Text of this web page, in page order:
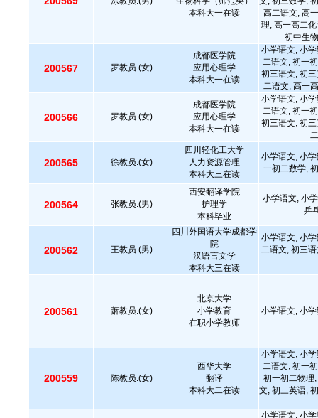
本科大一在读
高二语文, 高
理, 高一高二
初中生
200567 罗教员.(女)
成都医学院
应用心理学
本科大一在读
小学语文, 小
二语文, 初一
初三语文, 初
二语文, 高一
200566 罗教员.(女)
成都医学院
应用心理学
本科大一在读
小学语文, 小
二语文, 初一
初三语文, 初
200565 徐教员.(女)
四川轻化工大学
人力资源管理
本科大三在读
小学语文, 小
一初二数学,
200564 张教员.(男)
西安翻译学院
护理学
本科毕业
小学语文, 小
乒
200562 王教员.(男)
四川外国语大学成都学
院
汉语言文学
本科大三在读
小学语文, 小
二语文, 初三
200561 萧教员.(女)
北京大学
小学教育
在职小学教师
小学语文, 小
200559 陈教员.(女)
西华大学
翻译
本科大二在读
小学语文, 小
二语文, 初一
初一初二物理
文, 初三英语,
小学语文, 小